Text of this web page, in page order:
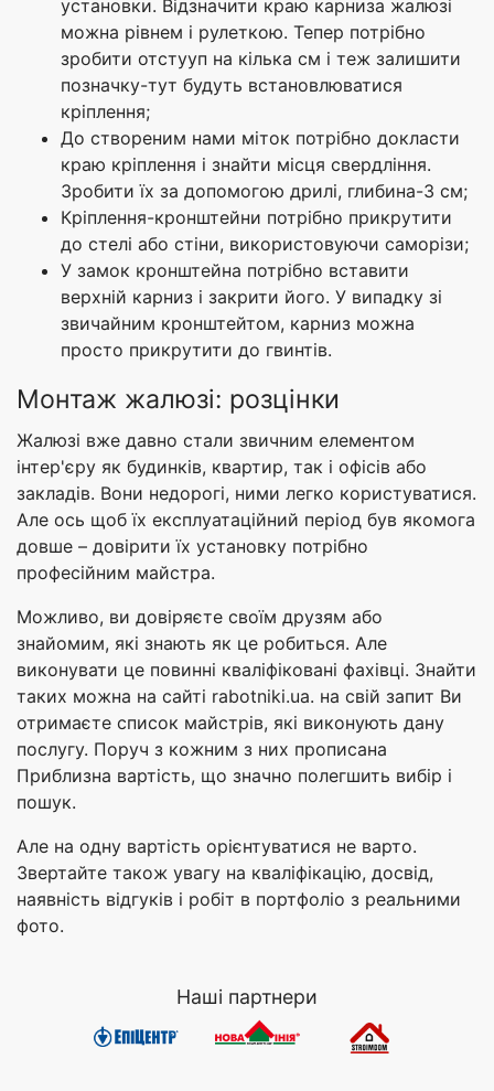
установки. Відзначити краю карниза жалюзі
можна рівнем і рулеткою. Тепер потрібно
зробити отстууп на кілька см і теж залишити
позначку-тут будуть встановлюватися
кріплення;
До створеним нами міток потрібно докласти
краю кріплення і знайти місця свердління.
Зробити їх за допомогою дрилі, глибина-3 см;
Кріплення-кронштейни потрібно прикрутити
до стелі або стіни, використовуючи саморізи;
У замок кронштейна потрібно вставити
верхній карниз і закрити його. У випадку зі
звичайним кронштейтом, карниз можна
просто прикрутити до гвинтів.
Монтаж жалюзі: розцінки
Жалюзі вже давно стали звичним елементом
інтер'єру як будинків, квартир, так і офісів або
закладів. Вони недорогі, ними легко користуватися.
Але ось щоб їх експлуатаційний період був якомога
довше – довірити їх установку потрібно
професійним майстра.
Можливо, ви довіряєте своїм друзям або
знайомим, які знають як це робиться. Але
виконувати це повинні кваліфіковані фахівці. Знайти
таких можна на сайті rabotniki.ua. на свій запит Ви
отримаєте список майстрів, які виконують дану
послугу. Поруч з кожним з них прописана
Приблизна вартість, що значно полегшить вибір і
пошук.
Але на одну вартість орієнтуватися не варто.
Звертайте також увагу на кваліфікацію, досвід,
наявність відгуків і робіт в портфоліо з реальними
фото.
Наші партнери